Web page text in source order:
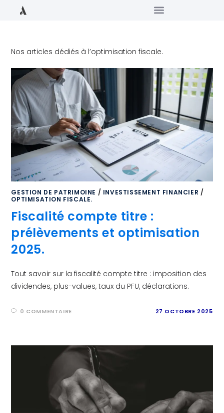
Nos articles dédiés à l’optimisation fiscale.
GESTION DE PATRIMOINE / INVESTISSEMENT FINANCIER /
OPTIMISATION FISCALE.
Fiscalité compte titre :
prélèvements et optimisation
2025.
Tout savoir sur la fiscalité compte titre : imposition des
dividendes, plus-values, taux du PFU, déclarations.
0 COMMENTAIRE 27 OCTOBRE 2025